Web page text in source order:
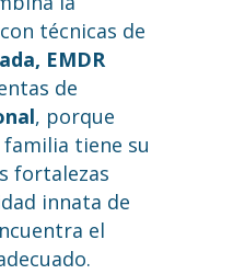
con técnicas de
EMDR
de
, porque
familia tiene su
fortalezas
innata de
el